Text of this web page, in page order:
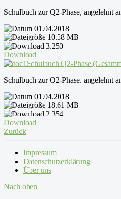
Schulbuch zur Q2-Phase,
01.04.2018
10.38 MB
3.250
Download
Schulbuch Q2-Phase
Schulbuch zur Q2-Phase,
01.04.2018
18.61 MB
2.354
Download
Zurück
Impressum
Datenschutzerklärung
Über uns
Nach oben